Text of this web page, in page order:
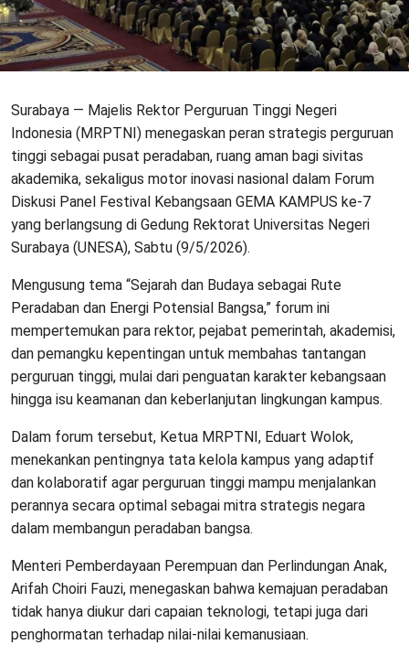
Surabaya — Majelis Rektor Perguruan Tinggi Negeri
Indonesia (MRPTNI) menegaskan peran strategis perguruan
tinggi sebagai pusat peradaban, ruang aman bagi sivitas
akademika, sekaligus motor inovasi nasional dalam Forum
Diskusi Panel Festival Kebangsaan GEMA KAMPUS ke-7
yang berlangsung di Gedung Rektorat Universitas Negeri
Surabaya (UNESA), Sabtu (9/5/2026).
Mengusung tema “Sejarah dan Budaya sebagai Rute
Peradaban dan Energi Potensial Bangsa,” forum ini
mempertemukan para rektor, pejabat pemerintah, akademisi,
dan pemangku kepentingan untuk membahas tantangan
perguruan tinggi, mulai dari penguatan karakter kebangsaan
hingga isu keamanan dan keberlanjutan lingkungan kampus.
Dalam forum tersebut, Ketua MRPTNI, Eduart Wolok,
menekankan pentingnya tata kelola kampus yang adaptif
dan kolaboratif agar perguruan tinggi mampu menjalankan
perannya secara optimal sebagai mitra strategis negara
dalam membangun peradaban bangsa.
Menteri Pemberdayaan Perempuan dan Perlindungan Anak,
Arifah Choiri Fauzi, menegaskan bahwa kemajuan peradaban
tidak hanya diukur dari capaian teknologi, tetapi juga dari
penghormatan terhadap nilai-nilai kemanusiaan.